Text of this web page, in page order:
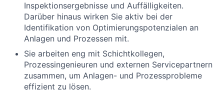
Inspektionsergebnisse und Auffälligkeiten.
Darüber hinaus wirken Sie aktiv bei der
Identifikation von Optimierungspotenzialen an
Anlagen und Prozessen mit.
Sie arbeiten eng mit Schichtkollegen,
Prozessingenieuren und externen Servicepartnern
zusammen, um Anlagen- und Prozessprobleme
effizient zu lösen.